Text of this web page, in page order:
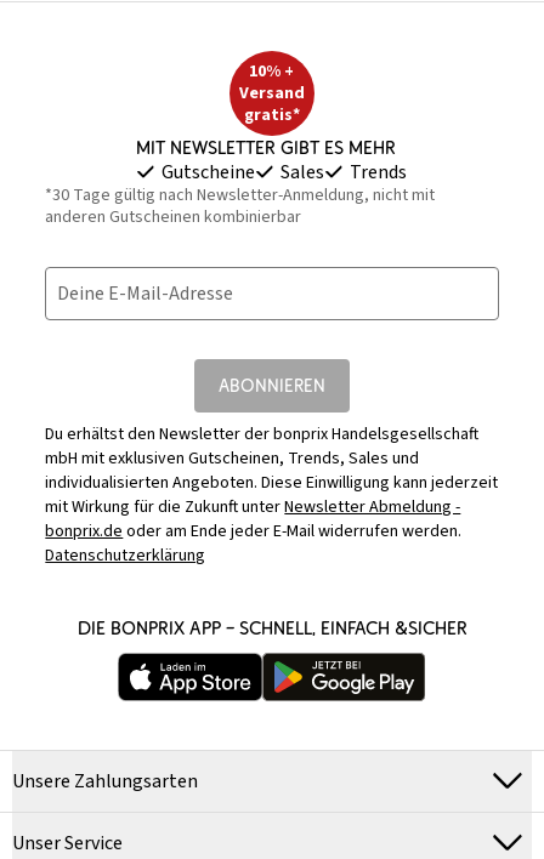
10% +
Versand
gratis*
Mit Newsletter gibt es mehr
Gutscheine Sales Trends
*30 Tage gültig nach Newsletter-Anmeldung, nicht mit
anderen Gutscheinen kombinierbar
Deine E-Mail-Adresse
ABONNIEREN
Du erhältst den Newsletter der bonprix Handelsgesellschaft
mbH mit exklusiven Gutscheinen, Trends, Sales und
individualisierten Angeboten. Diese Einwilligung kann jederzeit
mit Wirkung für die Zukunft unterNewsletter Abmeldung -
bonprix.deoder am Ende jeder E-Mail widerrufen werden.
Datenschutzerklärung
DIE BONPRIX APP – SCHNELL, EINFACH &SICHER
Unsere Zahlungsarten
Unser Service